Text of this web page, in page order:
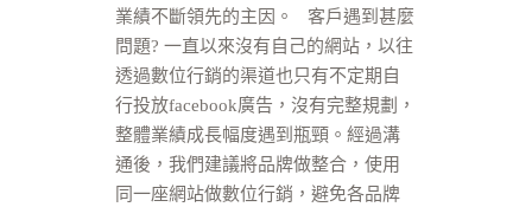
業績不斷領先的主因。 客戶遇到甚麼
問題? 一直以來沒有自己的網站，以往
透過數位行銷的渠道也只有不定期自
行投放facebook廣告，沒有完整規劃，
整體業績成長幅度遇到瓶頸。經過溝
通後，我們建議將品牌做整合，使用
同一座網站做數位行銷，避免各品牌